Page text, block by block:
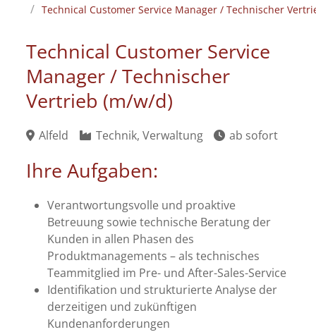
Technical Customer Service Manager / Technischer
Technical Customer Service
Manager / Technischer
Vertrieb (m/w/d)
Alfeld Technik, Verwaltung ab sofort
Ihre Aufgaben:
Verantwortungsvolle und proaktive
Betreuung sowie technische Beratung der
Kunden in allen Phasen des
Produktmanagements – als technisches
Teammitglied im Pre- und After-Sales-Service
Identifikation und strukturierte Analyse der
derzeitigen und zukünftigen
Kundenanforderungen